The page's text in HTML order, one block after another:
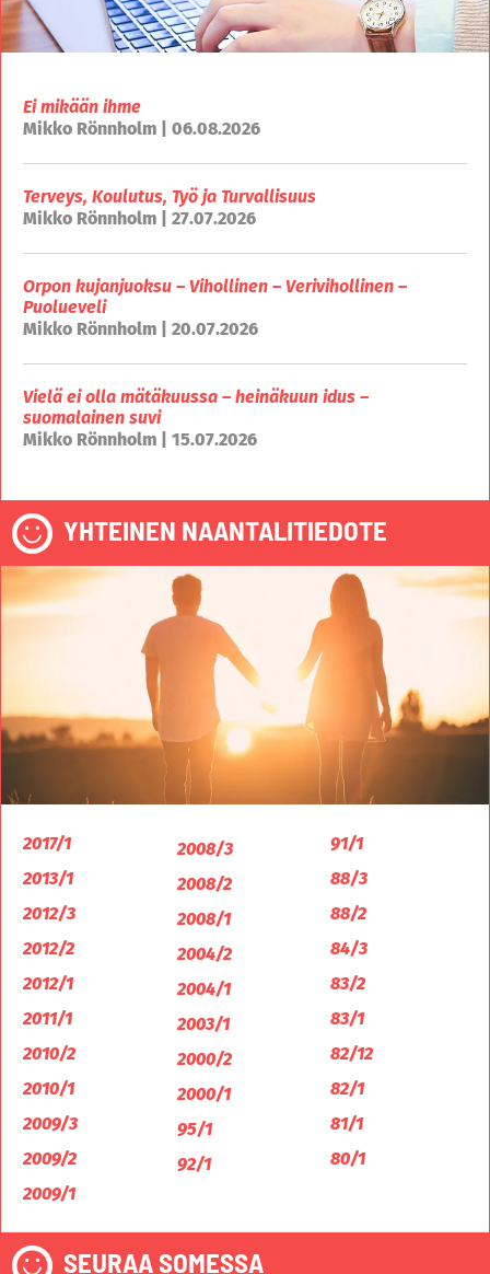
Ei mikään ihme
Mikko Rönnholm | 06.08.2026
Terveys, Koulutus, Työ ja Turvallisuus
Mikko Rönnholm | 27.07.2026
Orpon kujanjuoksu – Vihollinen – Verivihollinen –
Puolueveli
Mikko Rönnholm | 20.07.2026
Vielä ei olla mätäkuussa – heinäkuun idus –
suomalainen suvi
Mikko Rönnholm | 15.07.2026
YHTEINEN NAANTALITIEDOTE
2017/1
2013/1
2012/3
2012/2
2012/1
2011/1
2010/2
2010/1
2009/3
2009/2
2009/1
2008/3
2008/2
2008/1
2004/2
2004/1
2003/1
2000/2
2000/1
95/1
92/1
91/1
88/3
88/2
84/3
83/2
83/1
82/12
82/1
81/1
80/1
SEURAA SOMESSA